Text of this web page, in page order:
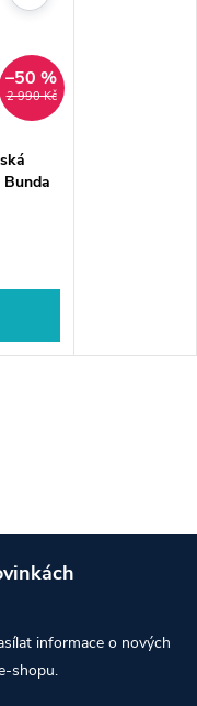
2 990 Kč
–50 %
informace o nových
shopu.